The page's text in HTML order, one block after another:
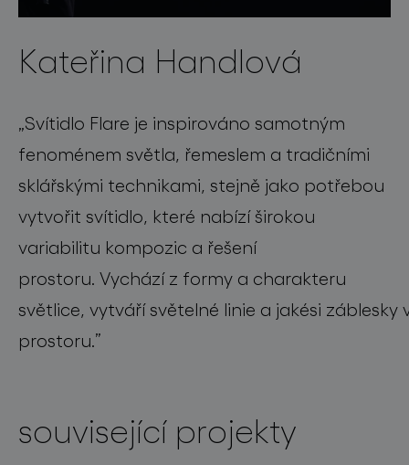
Kateřina Handlová
Svítidlo Flare je inspirováno samotným
fenoménem světla, řemeslem a tradičními
sklářskými technikami, stejně jako potřebou
vytvořit svítidlo , které nabízí širokou
variabilitu kompozic a řešení
prostoru. Vycházíz formy a charakteru
světlice, vytvářísvětelné linie a jakési záblesky
prostoru ”
související projekty